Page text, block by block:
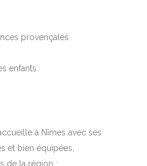
provençales
enfants
à Nîmes avec ses
et bien équipées,
de la région :